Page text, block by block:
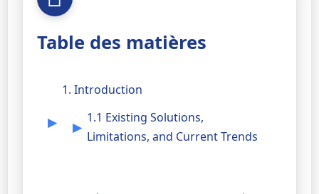
Table des matières
1. Introduction
1.1 Existing Solutions,
Limitations, and Current Trends